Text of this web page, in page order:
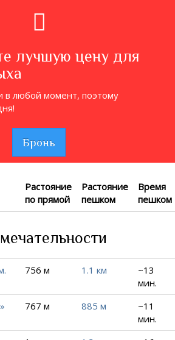
лучшую цену для
в любой момент, поэтому
Бронь
Растояние
по прямой
Растояние
пешком
Время
пешком
756 м 1.1 км
~13
мин.
767 м 885 м
~11
мин.